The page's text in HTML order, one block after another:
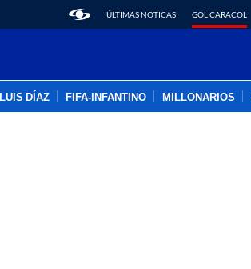
ÚLTIMAS NOTICAS GOL CARACOL
LUIS DÍAZ FIFA-INFANTINO MILLONARIOS